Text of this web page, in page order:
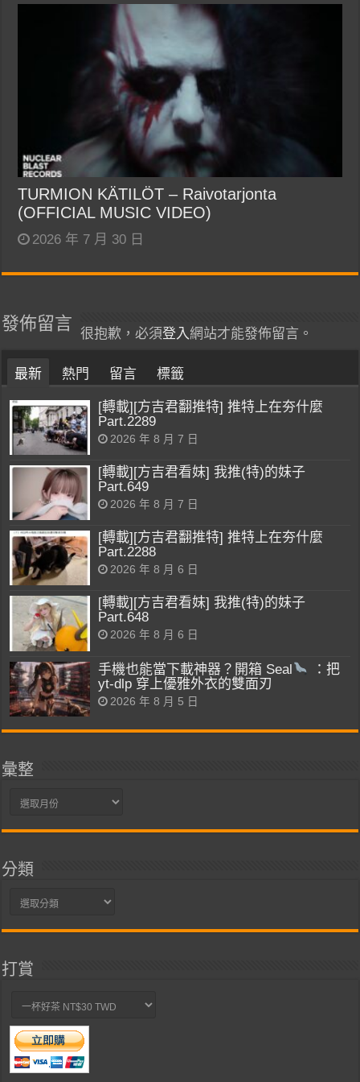
TURMION KÄTILÖT – Raivotarjonta
(OFFICIAL MUSIC VIDEO)
2026 年 7 月 30 日
發佈留言
很抱歉，必須登入網站才能發佈留言。
最新 熱門 留言 標籤
[轉載][方吉君翻推特] 推特上在夯什麼
Part.2289
2026 年 8 月 7 日
[轉載][方吉君看妹] 我推(特)的妹子
Part.649
2026 年 8 月 7 日
[轉載][方吉君翻推特] 推特上在夯什麼
Part.2288
2026 年 8 月 6 日
[轉載][方吉君看妹] 我推(特)的妹子
Part.648
2026 年 8 月 6 日
手機也能當下載神器？開箱 Seal
：把
yt-dlp 穿上優雅外衣的雙面刃
2026 年 8 月 5 日
彙整
彙
分類
分
打賞